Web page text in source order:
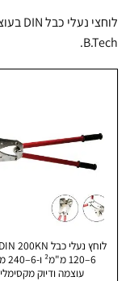
לוחץ נעלי כבל DIN 200KN – דגמי
6–120 מ"מ² ו-6–240 מ"מ² |
עוצמה ודיוק מקסימליים